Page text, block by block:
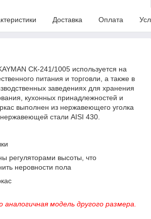
Доставка Оплата
СК-241/1005 используется на
питания и торговли, а также в
заведениях для хранения
кухонных принадлежностей и
выполнен из нержавеющего уголка
стали AISI 430.
регуляторами высоты, что
неровности пола
модель другого размера.